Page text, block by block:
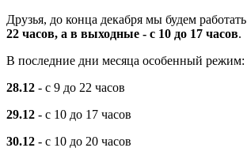
Друзья, до конца декабря мы будем работать
22 часов, а в выходные - с 10 до 17 часов.
В последние дни месяца особенный режим:
28.12 - с 9 до 22 часов
29.12 - с 10 до 17 часов
30.12 - с 10 до 20 часов